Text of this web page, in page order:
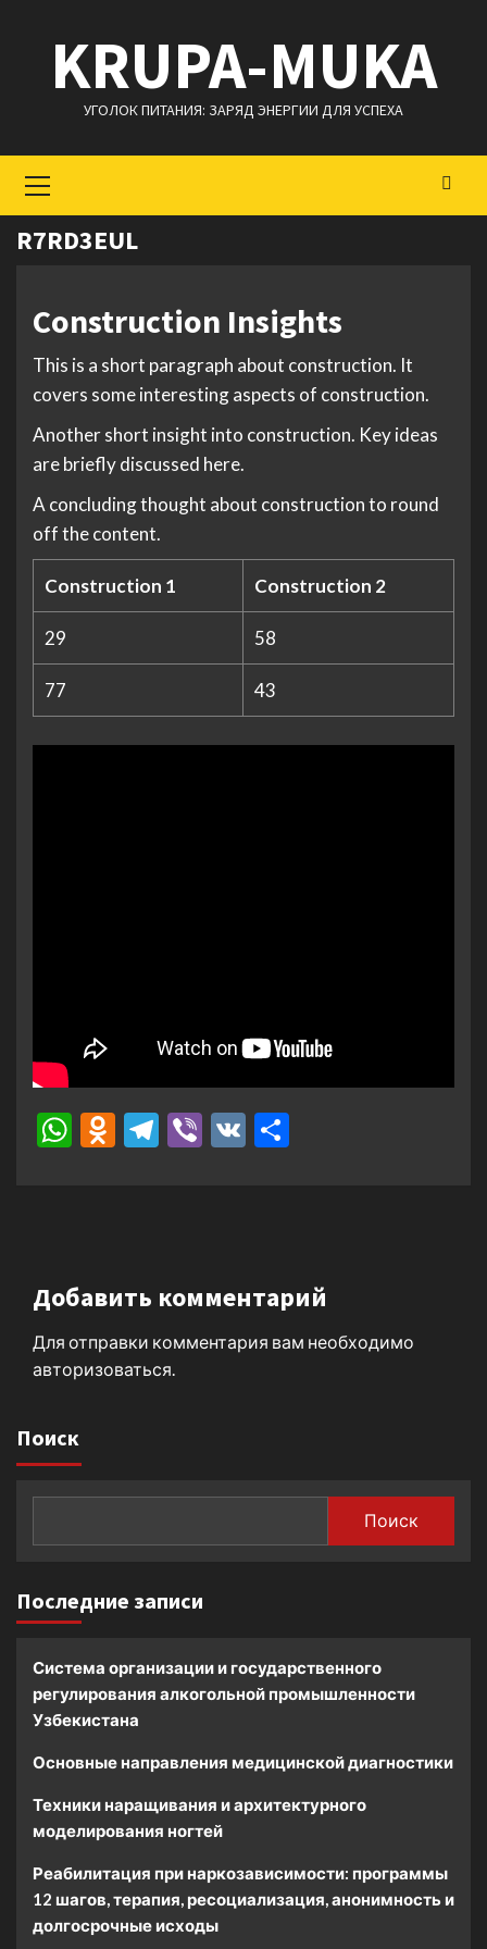
содержимому
KRUPA-MUKA
УГОЛОК ПИТАНИЯ: ЗАРЯД ЭНЕРГИИ ДЛЯ УСПЕХА
меню
R7RD3EUL
Construction Insights
This is a short paragraph about construction. It
covers some interesting aspects of construction.
Another short insight into construction. Key ideas
are briefly discussed here.
A concluding thought about construction to round
off the content.
Construction 1 Construction 2
29 58
77 43
WhatsApp
Odnoklassniki
Telegram
Viber
VK
Добавить комментарий
Для отправки комментария вам необходимо
авторизоваться
Поиск
Поиск
Последние записи
Система организации и государственного
регулирования алкогольной промышленности
Узбекистана
Основные направления медицинской диагностики
Техники наращивания и архитектурного
моделирования ногтей
Реабилитация при наркозависимости: программы
12 шагов, терапия, ресоциализация, анонимность и
долгосрочные исходы